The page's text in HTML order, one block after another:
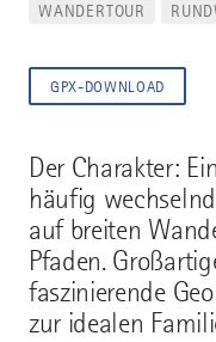
Der Charakter:
häufig
auf breiten
Pfaden.
faszinierende
zur idealen
WANDERTOUR
GPX-DOWNLOAD